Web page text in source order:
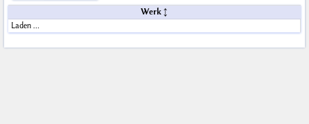
Werk
Laden …